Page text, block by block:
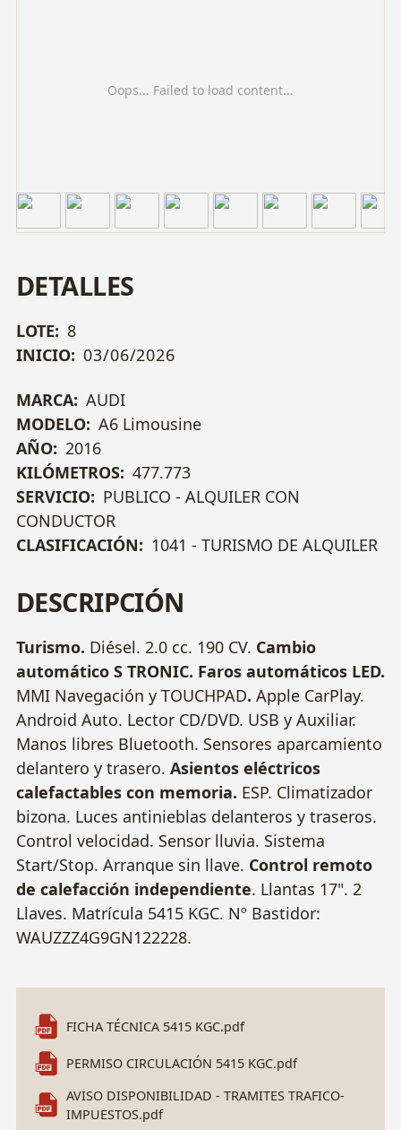
Oops... Failed to load content...
DETALLES
LOTE: 8
INICIO: 03/06/2026
MARCA: AUDI
MODELO: A6 Limousine
AÑO: 2016
KILÓMETROS: 477.773
SERVICIO: PUBLICO - ALQUILER CON
CONDUCTOR
CLASIFICACIÓN: 1041 - TURISMO DE ALQUILER
DESCRIPCIÓN
Turismo. Diésel. 2.0 cc. 190 CV. Cambio
automático S TRONIC. Faros automáticos LED.
MMI Navegación y TOUCHPAD. Apple CarPlay.
Android Auto. Lector CD/DVD. USB y Auxiliar.
Manos libres Bluetooth. Sensores aparcamiento
delantero y trasero. Asientos eléctricos
calefactables con memoria. ESP. Climatizador
bizona. Luces antinieblas delanteros y traseros.
Control velocidad. Sensor lluvia. Sistema
Start/Stop. Arranque sin llave. Control remoto
de calefacción independiente. Llantas 17". 2
Llaves. Matrícula 5415 KGC. Nº Bastidor:
WAUZZZ4G9GN122228.
FICHA TÉCNICA 5415 KGC.pdf
PERMISO CIRCULACIÓN 5415 KGC.pdf
AVISO DISPONIBILIDAD - TRAMITES TRAFICO-
IMPUESTOS.pdf